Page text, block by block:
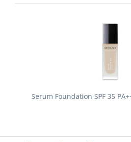
Serum Foundation SPF 35